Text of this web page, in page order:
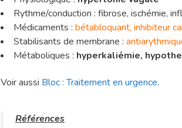
Rythme/conduction : fibrose, ischémie,
Médicaments : bétabloquant, inhibiteur
Stabilisants de membrane :
Métaboliques : hyperkaliémie,
Voir aussi Bloc : Traitement en urgence.